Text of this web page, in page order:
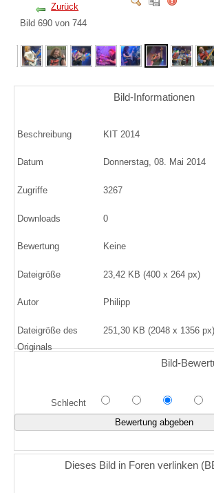
Zurück
Bild 690 von 744
Bild-Informationen
Beschreibung KIT 2014
Datum Donnerstag, 08. Mai 2014
Zugriffe 3267
Downloads 0
Bewertung Keine
Dateigröße 23,42 KB (400 x 264 px)
Autor Philipp
Dateigröße des
Originals
251,30 KB (2048 x 1356 px)
Bild-
Schlecht
Dieses Bild in Foren verlinken